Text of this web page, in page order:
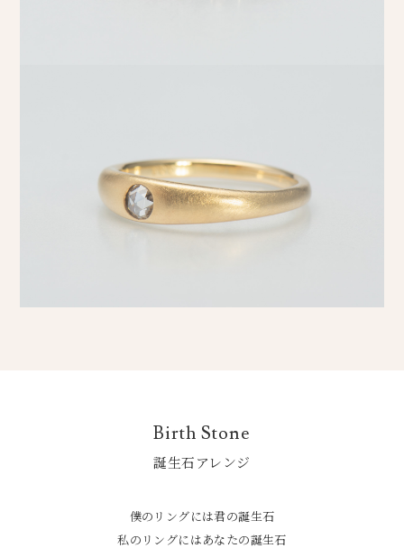
Birth Stone
誕生石アレンジ
僕のリングには君の誕生石
私のリングにはあなたの誕生石